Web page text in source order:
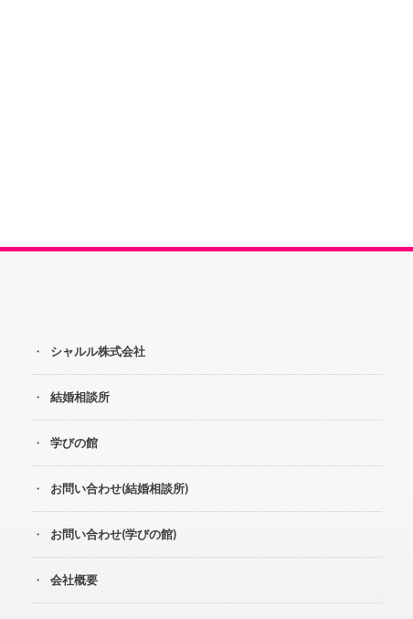
シャルル株式会社
結婚相談所
学びの館
お問い合わせ(結婚相談所)
お問い合わせ(学びの館)
会社概要